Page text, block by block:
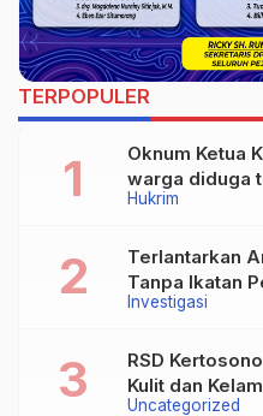
TERPOPULER
Hukrim
Oknum Ketua
warga diduga
Investigasi
Terlantarkan
Tanpa Ikatan
Kecamatan
Uncategorized
RSD
Kulit dan